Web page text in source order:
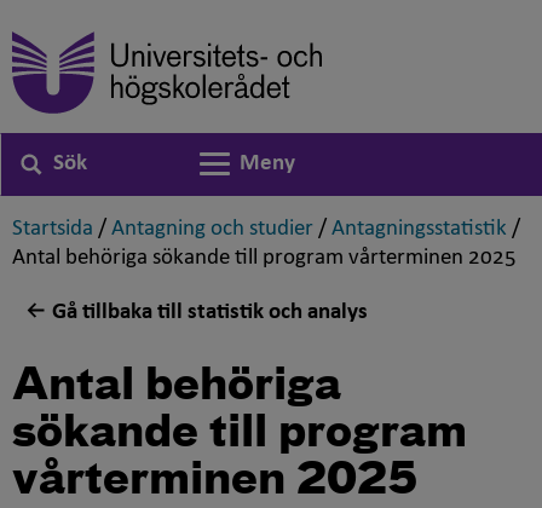
Sök
Växla navigering
Meny
Startsida ,
/ Antagning och studier ,
/ Antagningsstatistik ,
/
Antal behöriga sökande till program vårterminen 2025
Gå tillbaka till statistik och analys
Antal behöriga
sökande till program
vårterminen 2025